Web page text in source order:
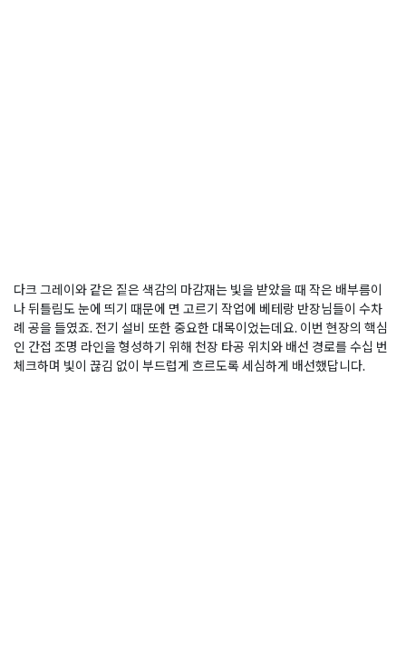
다크 그레이와 같은 짙은 색감의 마감재는 빛을 받았을 때 작은 배부름이
나 뒤틀림도 눈에 띄기 때문에 면 고르기 작업에 베테랑 반장님들이 수차
례 공을 들였죠. 전기 설비 또한 중요한 대목이었는데요. 이번 현장의 핵심
인 간접 조명 라인을 형성하기 위해 천장 타공 위치와 배선 경로를 수십 번
체크하며 빛이 끊김 없이 부드럽게 흐르도록 세심하게 배선했답니다.